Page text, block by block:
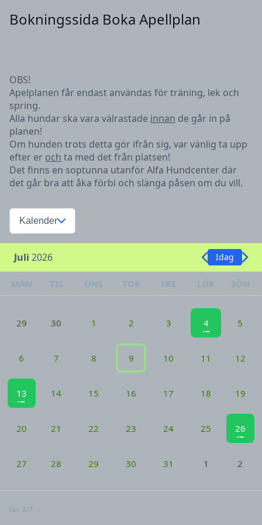
Bokningssida Boka Apellplan
OBS!
Apelplanen får endast användas för träning, lek och
spring.
Alla hundar ska vara välrastade innan de går in på
planen!
Om hunden trots detta gör ifrån sig, var vänlig ta upp
efter er och ta med det från platsen!
Det finns en soptunna utanför Alfa Hundcenter där
det går bra att åka förbi och slänga påsen om du vill.
Kalender
Juli 2026 Idag
MÅN TIS ONS TOR FRE LÖR SÖN
29 30 1 2 3 4 5
6 7 8 9 10 11 12
13 14 15 16 17 18 19
20 21 22 23 24 25 26
27 28 29 30 31 1 2
Tor 9/7: –